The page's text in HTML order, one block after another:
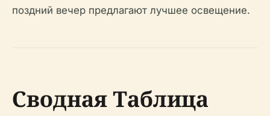
поздний вечер предлагают лучшее освещение.
Сводная Таблица